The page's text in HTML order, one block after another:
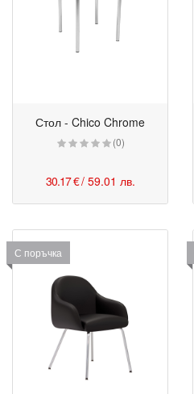
Стол - Chico Chrome
(0)
30.17 €/ 59.01 лв.
С поръчка